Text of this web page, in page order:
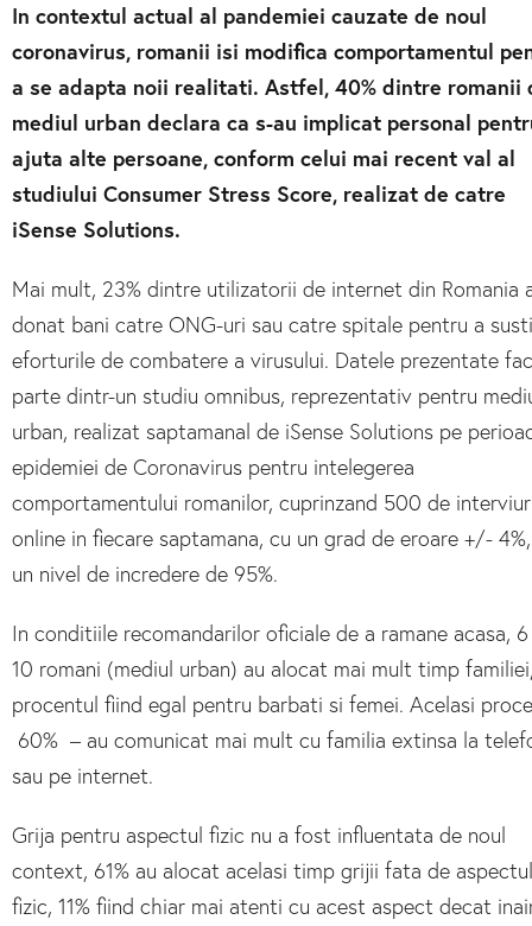
In contextul actual al pandemiei cauzate de noul
coronavirus, romanii isi modifica comportamentul
a se adapta noii realitati. Astfel, 40% dintre romanii
mediul urban declara ca s-au implicat personal
ajuta alte persoane, conform celui mai recent val al
studiului Consumer Stress Score, realizat de catre
iSense Solutions.
Mai mult, 23% dintre utilizatorii de internet din Romania
donat bani catre ONG-uri sau catre spitale pentru a
eforturile de combatere a virusului. Datele prezentate fac
parte dintr-un studiu omnibus, reprezentativ pentru
urban, realizat saptamanal de iSense Solutions pe
epidemiei de Coronavirus pentru intelegerea
comportamentului romanilor, cuprinzand 500 de
online in fiecare saptamana, cu un grad de eroare +/-
un nivel de incredere de 95%.
In conditiile recomandarilor oficiale de a ramane acasa,
10 romani (mediul urban) au alocat mai mult timp
procentul fiind egal pentru barbati si femei. Acelasi
60% – au comunicat mai mult cu familia extinsa la
sau pe internet.
Grija pentru aspectul fizic nu a fost influentata de noul
context, 61% au alocat acelasi timp grijii fata de aspectul
fizic, 11% fiind chiar mai atenti cu acest aspect decat